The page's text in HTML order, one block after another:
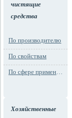
чистящие
средства
По производителю
По свойствам
По сфере применения
Хозяйственные